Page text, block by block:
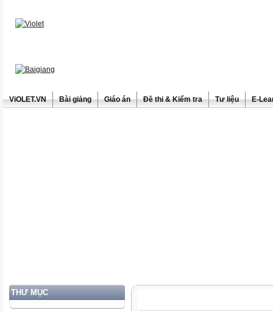
ViOLET.VN Bài giảng Giáo án Đề thi & Kiểm tra Tư liệu E-
THƯ MỤC